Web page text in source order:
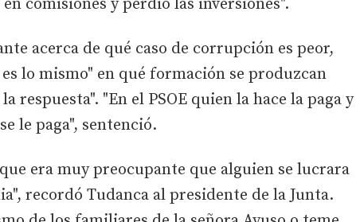
comisiones y perdió las inversiones".
acerca de qué caso de corrupción es peor,
lo mismo" en qué formación se produzcan
respuesta". "En el PSOE quien la hace la paga y
le paga", sentenció.
era muy preocupante que alguien se lucrara
recordó Tudanca al presidente de la Junta.